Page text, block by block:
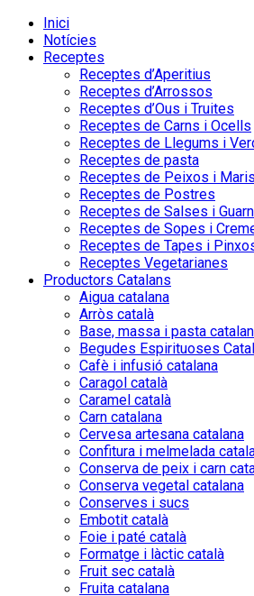
Inici
Notícies
Receptes
Receptes d’Aperitius
Receptes d’Arrossos
Receptes d’Ous i Truites
Receptes de Carns i Ocells
Receptes de Llegums i
Receptes de pasta
Receptes de Peixos i
Receptes de Postres
Receptes de Salses i
Receptes de Sopes i
Receptes de Tapes i
Receptes Vegetarianes
Productors Catalans
Aigua catalana
Arròs català
Base, massa i pasta
Begudes Espirituoses
Cafè i infusió catalana
Caragol català
Caramel català
Carn catalana
Cervesa artesana catalana
Confitura i melmelada
Conserva de peix i carn
Conserva vegetal catalana
Conserves i sucs
Embotit català
Foie i paté català
Formatge i làctic català
Fruit sec català
Fruita catalana